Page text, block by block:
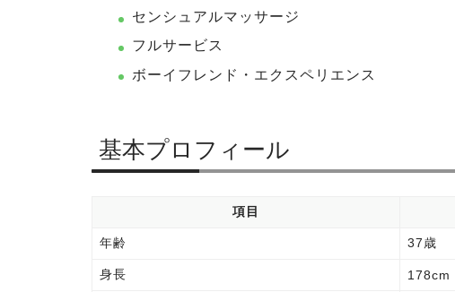
センシュアルマッサージ
フルサービス
ボーイフレンド・エクスペリエンス
基本プロフィール
項目
年齢 37歳
身長 178cm